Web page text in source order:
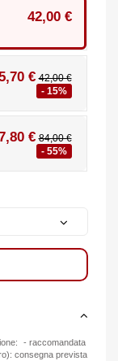
42,00 €
€ 42,00 €
- 15%
€ 84,00 €
- 55%
- raccomandata
consegna prevista